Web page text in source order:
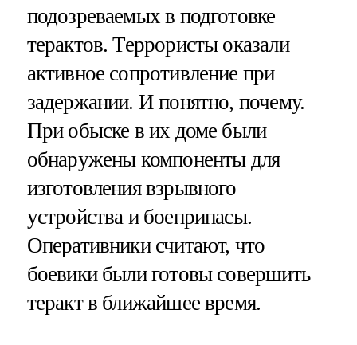
подозреваемых в подготовке
терактов. Террористы оказали
активное сопротивление при
задержании. И понятно, почему.
При обыске в их доме были
обнаружены компоненты для
изготовления взрывного
устройства и боеприпасы.
Оперативники считают, что
боевики были готовы совершить
теракт в ближайшее время.